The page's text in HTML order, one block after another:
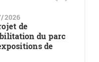
2026
de
du parc
de